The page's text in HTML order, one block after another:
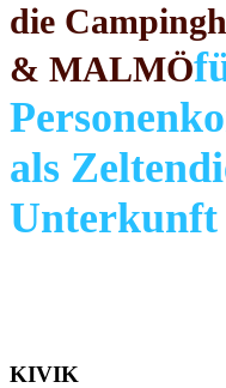
die
& MALMÖ
Personen
als Zelten
Unterkunft
KIVIK